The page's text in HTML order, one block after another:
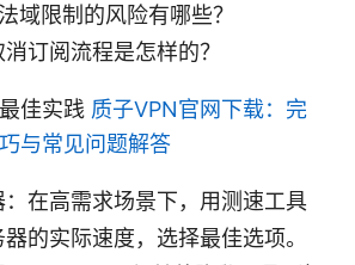
域限制的风险有哪些？
订阅流程是怎样的？
佳实践 质子VPN官网下载：完
与常见问题解答
在高需求场景下，用测速工具
的实际速度，选择最佳选项。